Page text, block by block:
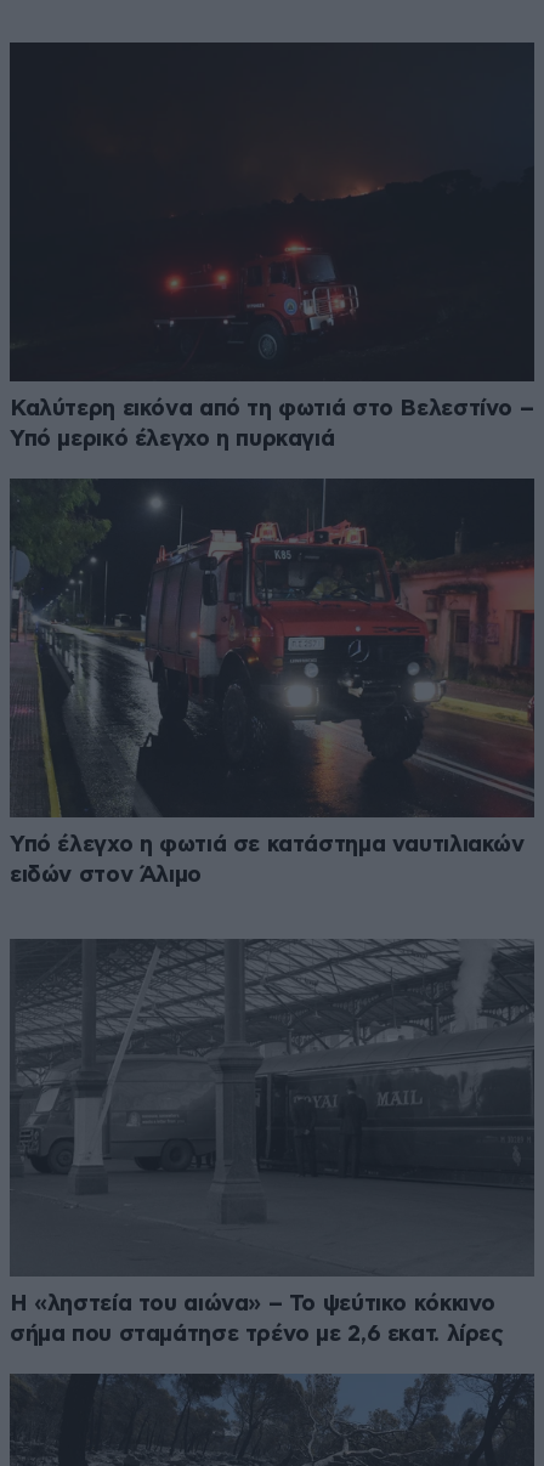
Καλύτερη εικόνα από τη φωτιά στο Βελεστίνο –
Υπό μερικό έλεγχο η πυρκαγιά
Υπό έλεγχο η φωτιά σε κατάστημα ναυτιλιακών
ειδών στον Άλιμο
Η «ληστεία του αιώνα» – Το ψεύτικο κόκκινο
σήμα που σταμάτησε τρένο με 2,6 εκατ. λίρες